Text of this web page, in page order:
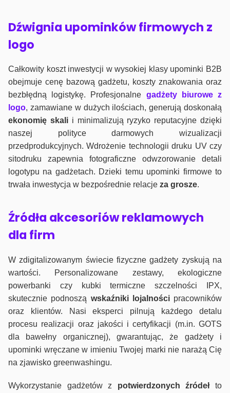
Dźwignia upominków firmowych z
logo
Całkowity koszt inwestycji w wysokiej klasy upominki B2B
obejmuje cenę bazową gadżetu, koszty znakowania oraz
bezbłędną logistykę. Profesjonalne gadżety biurowe z
logo, zamawiane w dużych ilościach, generują doskonałą
ekonomię skalii minimalizują ryzyko reputacyjne dzięki
naszej polityce darmowych wizualizacji
przedprodukcyjnych. Wdrożenie technologii druku UV czy
sitodruku zapewnia fotograficzne odwzorowanie detali
logotypu na gadżetach. Dzieki temu upominki firmowe to
trwała inwestycja w bezpośrednie relacje za grosze.
Źródła akcesoriów reklamowych
dla firm
W zdigitalizowanym świecie fizyczne gadżety zyskują na
wartości. Personalizowane zestawy, ekologiczne
powerbanki czy kubki termiczne szczelności IPX,
skutecznie podnoszą wskaźniki lojalnościpracowników
oraz klientów. Nasi eksperci pilnują każdego detalu
procesu realizacji oraz jakości i certyfikacji (m.in. GOTS
dla bawełny organicznej), gwarantując, że gadżety i
upominki wręczane w imieniu Twojej marki nie narażą Cię
na zjawisko greenwashingu.
Wykorzystanie gadżetów z potwierdzonych źródełto